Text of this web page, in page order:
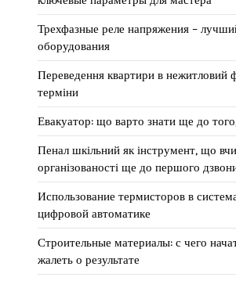
Трехфазные реле напряжения –
оборудования
Переведення квартири в нежитловий
терміни
Евакуатор: що варто знати ще до
Пенал шкільний як інструмент, що
організованості ще до першого
Использование термисторов в
цифровой автоматике
Строительные материалы: с чего
жалеть о результате